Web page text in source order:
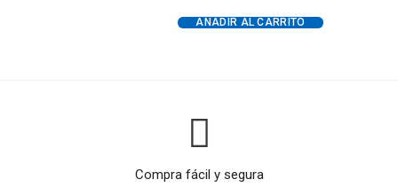
AÑADIR AL CARRITO
Compra fácil y segura